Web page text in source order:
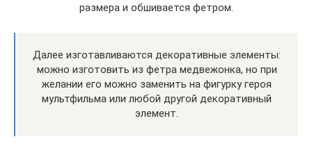
размера и обшивается фетром.
Далее изготавливаются декоративные элементы:
можно изготовить из фетра медвежонка, но при
желании его можно заменить на фигурку героя
мультфильма или любой другой декоративный
элемент.